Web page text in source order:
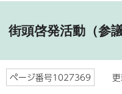
街頭啓発活動（参
ページ番号1027369
更